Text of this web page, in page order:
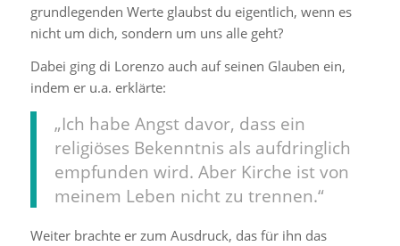
grundlegenden Werte glaubst du eigentlich, wenn es
nicht um dich, sondern um uns alle geht?
Dabei ging di Lorenzo auch auf seinen Glauben ein,
indem er u.a. erklärte:
„Ich habe Angst davor, dass ein
religiöses Bekenntnis als aufdringlich
empfunden wird. Aber Kirche ist von
meinem Leben nicht zu trennen.“
Weiter brachte er zum Ausdruck, das für ihn das